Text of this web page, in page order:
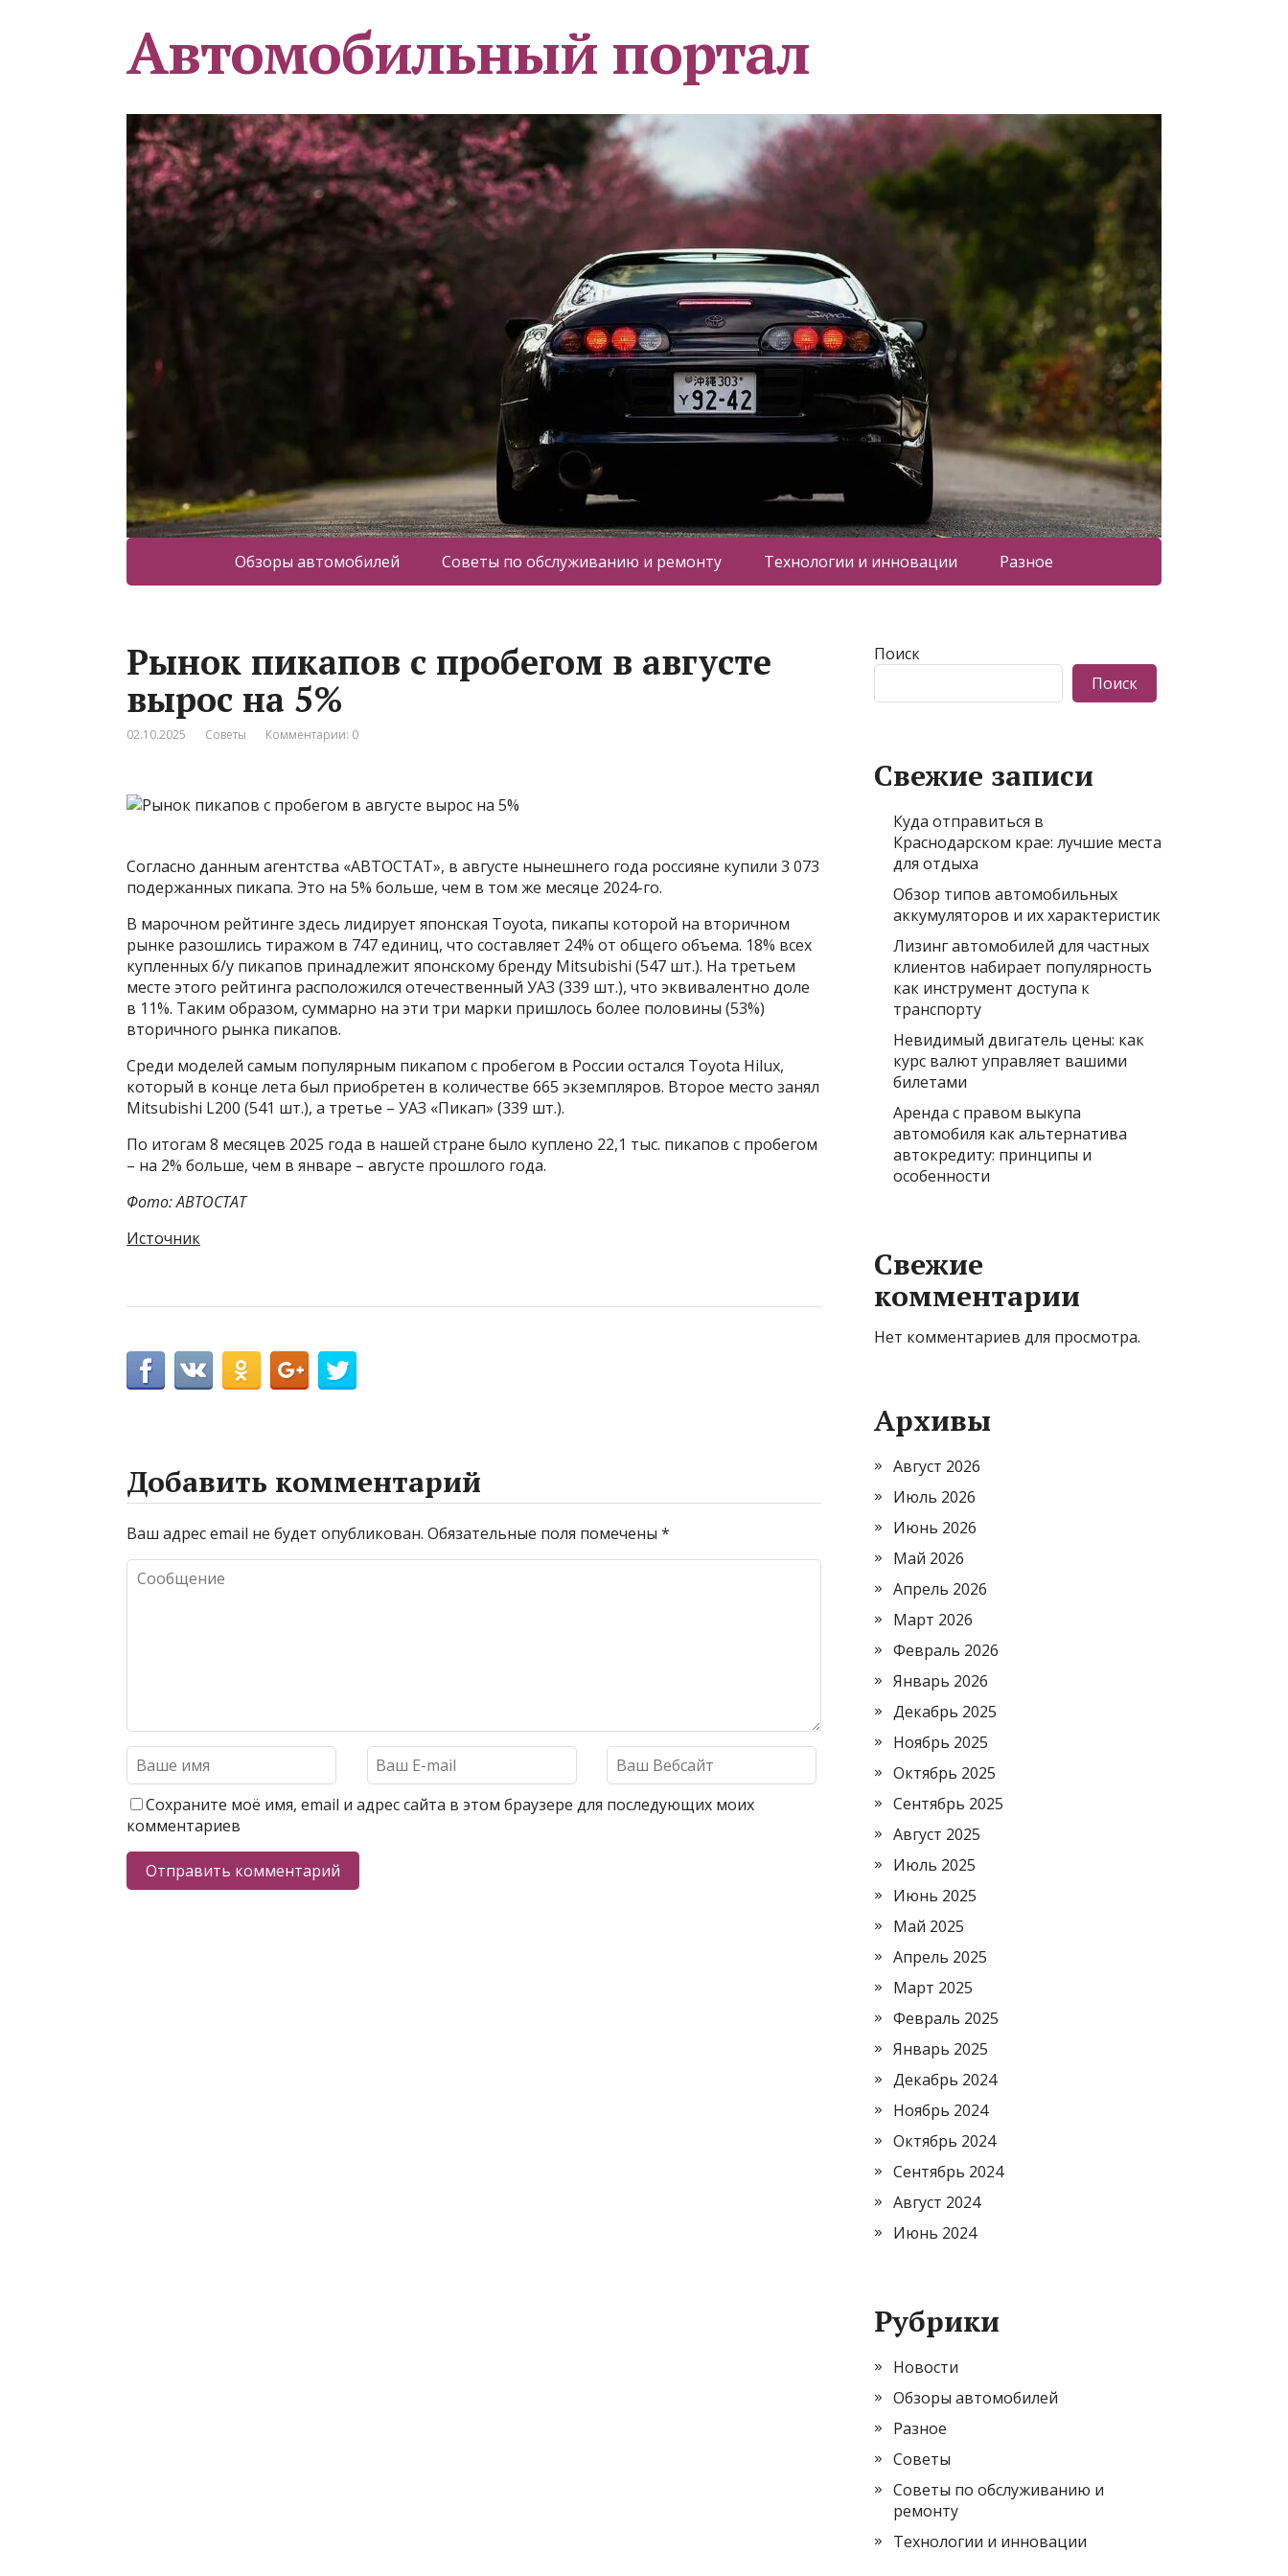
Автомобильный портал
Обзоры автомобилей Советы по обслуживанию и ремонту Технологии и инновации Разное
Рынок пикапов с пробегом в августе
вырос на 5%
02.10.2025 Советы Комментарии: 0
Согласно данным агентства «АВТОСТАТ», в августе нынешнего года россияне купили 3 073
подержанных пикапа. Это на 5% больше, чем в том же месяце 2024-го.
В марочном рейтинге здесь лидирует японская Toyota, пикапы которой на вторичном
рынке разошлись тиражом в 747 единиц, что составляет 24% от общего объема. 18% всех
купленных б/у пикапов принадлежит японскому бренду Mitsubishi (547 шт.). На третьем
месте этого рейтинга расположился отечественный УАЗ (339 шт.), что эквивалентно доле
в 11%. Таким образом, суммарно на эти три марки пришлось более половины (53%)
вторичного рынка пикапов.
Среди моделей самым популярным пикапом с пробегом в России остался Toyota Hilux,
который в конце лета был приобретен в количестве 665 экземпляров. Второе место занял
Mitsubishi L200 (541 шт.), а третье – УАЗ «Пикап» (339 шт.).
По итогам 8 месяцев 2025 года в нашей стране было куплено 22,1 тыс. пикапов с пробегом
– на 2% больше, чем в январе – августе прошлого года.
Фото: АВТОСТАТ
Источник
Добавить комментарий
Ваш адрес email не будет опубликован. Обязательные поля помечены *
Сохраните моё имя, email и адрес сайта в этом браузере для последующих моих
комментариев
Поиск
Поиск
Свежие записи
Куда отправиться в
Краснодарском крае: лучшие места
для отдыха
Обзор типов автомобильных
аккумуляторов и их характеристик
Лизинг автомобилей для частных
клиентов набирает популярность
как инструмент доступа к
транспорту
Невидимый двигатель цены: как
курс валют управляет вашими
билетами
Аренда с правом выкупа
автомобиля как альтернатива
автокредиту: принципы и
особенности
Свежие
комментарии
Нет комментариев для просмотра.
Архивы
Август 2026
Июль 2026
Июнь 2026
Май 2026
Апрель 2026
Март 2026
Февраль 2026
Январь 2026
Декабрь 2025
Ноябрь 2025
Октябрь 2025
Сентябрь 2025
Август 2025
Июль 2025
Июнь 2025
Май 2025
Апрель 2025
Март 2025
Февраль 2025
Январь 2025
Декабрь 2024
Ноябрь 2024
Октябрь 2024
Сентябрь 2024
Август 2024
Июнь 2024
Рубрики
Новости
Обзоры автомобилей
Разное
Советы
Советы по обслуживанию и
ремонту
Технологии и инновации